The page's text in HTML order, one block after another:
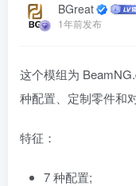
BGreat
1年前发布
这个模组为
种配置、定制零件和
特征：
7 种配置;